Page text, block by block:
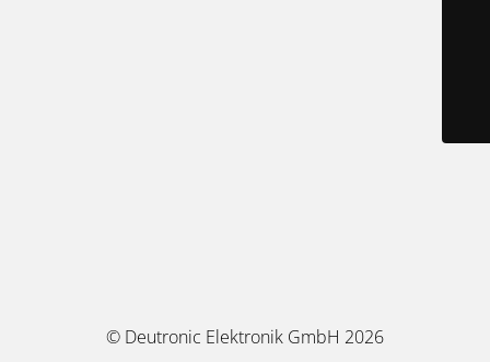
© Deutronic Elektronik GmbH 2026